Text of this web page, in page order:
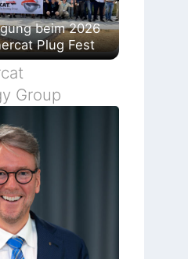
beim 2026
Plug Fest
Group